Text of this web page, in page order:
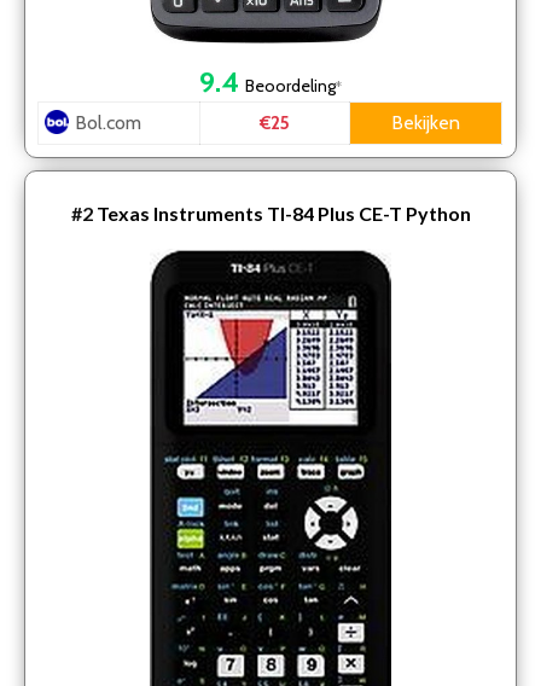
9.4 Beoordeling*
Bol.com €25 Bekijken
#2 Texas Instruments TI-84 Plus CE-T Python
Edition – Grafische rekenmachine